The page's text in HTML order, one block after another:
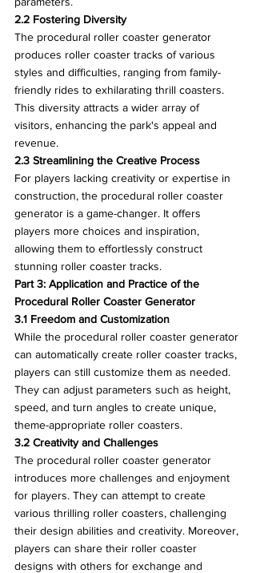
2.2 Fostering Diversity
The procedural roller coaster generator
produces roller coaster tracks of various
styles and difficulties, ranging from family-
friendly rides to exhilarating thrill coasters.
This diversity attracts a wider array of
visitors, enhancing the park's appeal and
revenue.
2.3 Streamlining the Creative Process
For players lacking creativity or expertise in
construction, the procedural roller coaster
generator is a game-changer. It offers
players more choices and inspiration,
allowing them to effortlessly construct
stunning roller coaster tracks.
Part 3: Application and Practice of the
Procedural Roller Coaster Generator
3.1 Freedom and Customization
While the procedural roller coaster generator
can automatically create roller coaster tracks,
players can still customize them as needed.
They can adjust parameters such as height,
speed, and turn angles to create unique,
theme-appropriate roller coasters.
3.2 Creativity and Challenges
The procedural roller coaster generator
introduces more challenges and enjoyment
for players. They can attempt to create
various thrilling roller coasters, challenging
their design abilities and creativity. Moreover,
players can share their roller coaster
designs with others for exchange and